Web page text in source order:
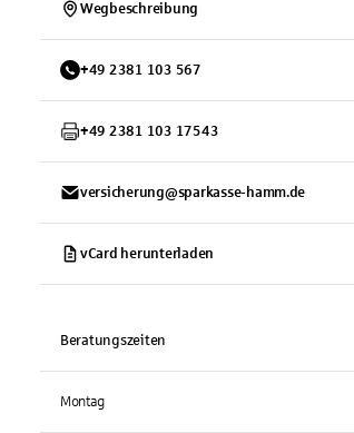
Wegbeschreibung
+49 2381 103 567
+49 2381 103 17543
versicherung@sparkasse-hamm.de
vCard herunterladen
Beratungszeiten
Montag